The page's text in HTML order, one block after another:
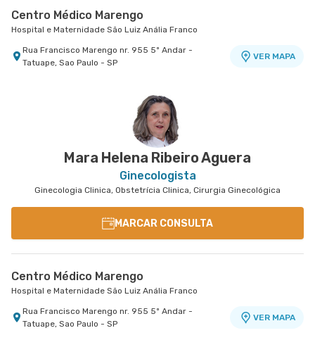
Centro Médico Marengo
Hospital e Maternidade São Luiz Anália Franco
Rua Francisco Marengo nr. 955 5º Andar -
Tatuape, Sao Paulo - SP
VER MAPA
Mara Helena Ribeiro Aguera
Ginecologista
Ginecologia Clinica, Obstetrícia Clinica, Cirurgia Ginecológica
MARCAR CONSULTA
Centro Médico Marengo
Hospital e Maternidade São Luiz Anália Franco
Rua Francisco Marengo nr. 955 5º Andar -
Tatuape, Sao Paulo - SP
VER MAPA